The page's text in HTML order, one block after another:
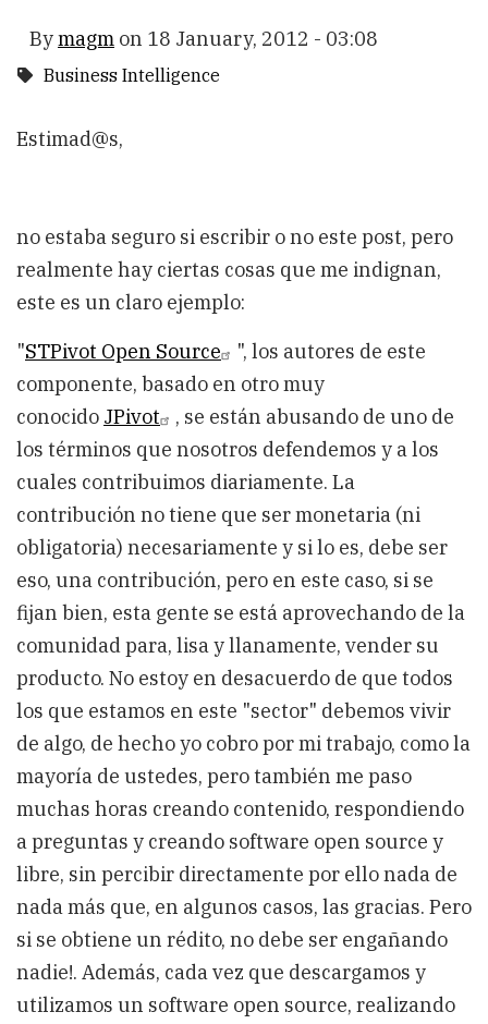
Bymagm on 18 January, 2012 - 03:08
Business Intelligence
Estimad@s,
no estaba seguro si escribir o no este post, pero
realmente hay ciertas cosas que me indignan,
este es un claro ejemplo:
"STPivot Open Source
", los autores de este
componente, basado en otro muy
conocido JPivot
, se están abusando de uno de
los términos que nosotros defendemos y a los
cuales contribuimos diariamente. La
contribución no tiene que ser monetaria (ni
obligatoria) necesariamente y si lo es, debe ser
eso, una contribución, pero en este caso, si se
fijan bien, esta gente se está aprovechando de la
comunidad para, lisa y llanamente, vender su
producto. No estoy en desacuerdo de que todos
los que estamos en este "sector" debemos vivir
de algo, de hecho yo cobro por mi trabajo, como la
mayoría de ustedes, pero también me paso
muchas horas creando contenido, respondiendo
a preguntas y creando software open source y
libre, sin percibir directamente por ello nada de
nada más que, en algunos casos, las gracias. Pero
si se obtiene un rédito, no debe ser engañando
nadie!. Además, cada vez que descargamos y
utilizamos un software open source, realizando